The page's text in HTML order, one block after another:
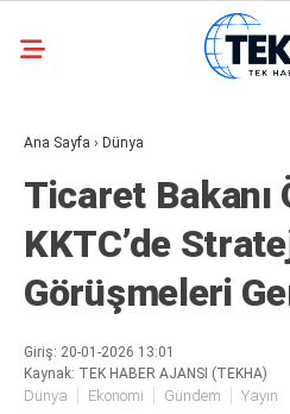
ASAYIŞ
GÜNDEM
GENEL
POLITIKA
Ana Sayfa › Dünya
Ticaret Bakanı
KKTC’de
Görüşmeleri
Giriş: 20-01-2026 13:01
Kaynak: TEK HABER AJANSI (TEKHA)
Dünya Ekonomi Gündem Yayın